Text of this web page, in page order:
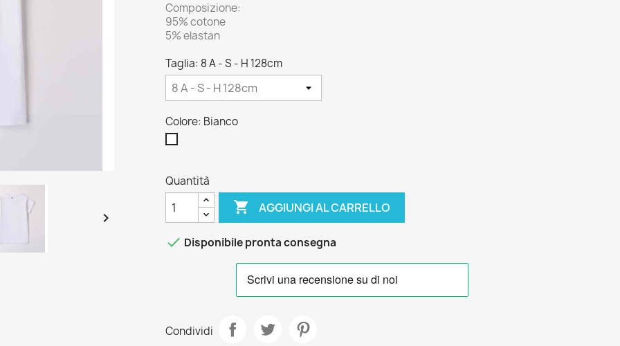

Composizione:
95% cotone
5% elastan
Taglia: 8 A - S - H 128cm
Colore: Bianco
Quantità
 AGGIUNGI AL CARRELLO
 Disponibile pronta consegna
Condividi